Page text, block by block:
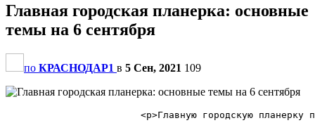
Главная городская планерка: основные
темы на 6 сентября
по КРАСНОДАР1 в 5 Сен, 2021 109